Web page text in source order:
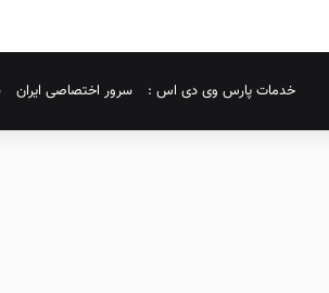
خدمات پارس وی دی اس : سرور اختصاصی ایران